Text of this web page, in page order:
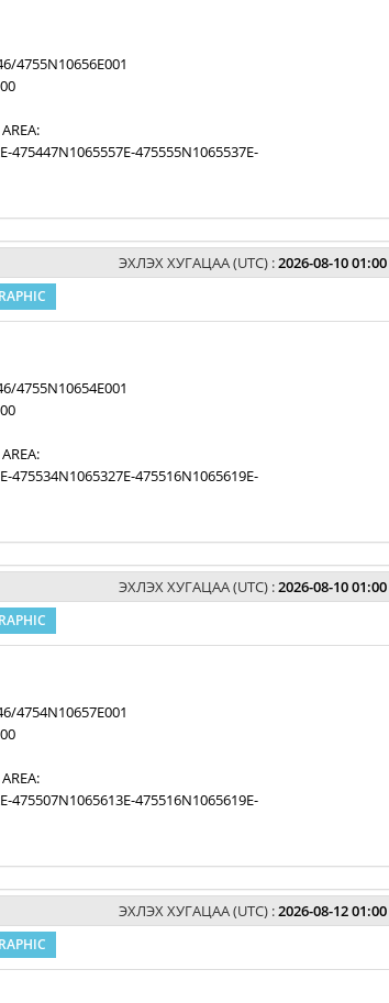
4755N10656E001
475447N1065557E-475555N1065537E-
ЭХЛЭХ ХУГАЦАА (UTC) :2026-08-10 01:00
4755N10654E001
475534N1065327E-475516N1065619E-
ЭХЛЭХ ХУГАЦАА (UTC) :2026-08-10 01:00
4754N10657E001
475507N1065613E-475516N1065619E-
ЭХЛЭХ ХУГАЦАА (UTC) :2026-08-12 01:00